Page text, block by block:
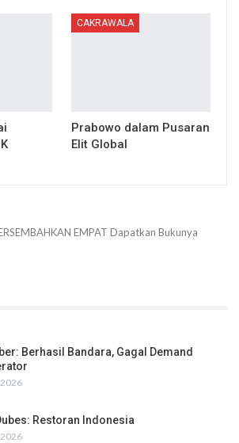
CAKRAWALA
Prabowo dalam Pusaran
Elit Global
EMPAT Dapatkan Bukunya
Berhasil Bandara, Gagal Demand
Restoran Indonesia